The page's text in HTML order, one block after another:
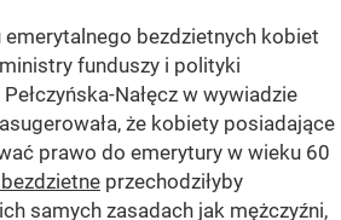
emerytalnego bezdzietnych kobiet
funduszy i polityki
Nałęcz w wywiadzie
że kobiety posiadające
prawo do emerytury w wieku 60
przechodziłyby
samych zasadach jak mężczyźni,